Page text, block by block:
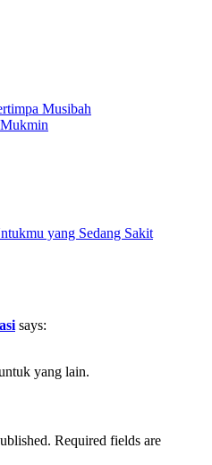
Musibah
yang Sedang Sakit
says:
yang lain.
Required fields are